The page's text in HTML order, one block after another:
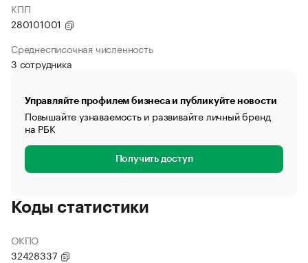
КПП
280101001
Среднесписочная численность
3 сотрудника
Управляйте профилем бизнеса и публикуйте новости
Повышайте узнаваемость и развивайте личный бренд
на РБК
Получить доступ
Коды статистики
ОКПО
32428337